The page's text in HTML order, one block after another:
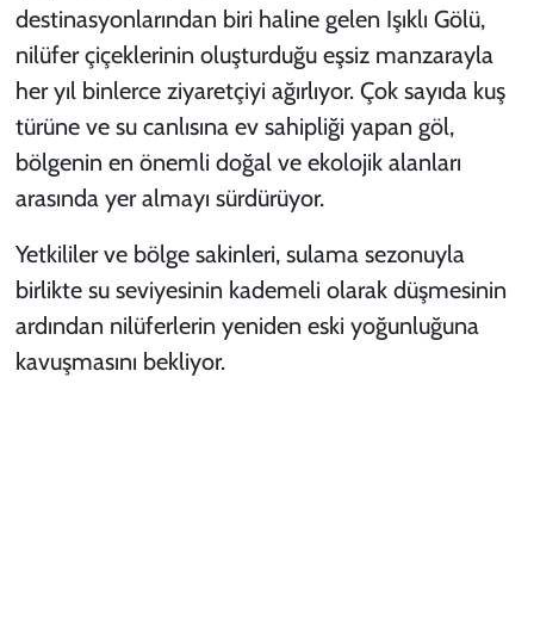
destinasyonlarından biri haline gelen Işıklı Gölü,
nilüfer çiçeklerinin oluşturduğu eşsiz manzarayla
her yıl binlerce ziyaretçiyi ağırlıyor. Çok sayıda kuş
türüne ve su canlısına ev sahipliği yapan göl,
bölgenin en önemli doğal ve ekolojik alanları
arasında yer almayı sürdürüyor.
Yetkililer ve bölge sakinleri, sulama sezonuyla
birlikte su seviyesinin kademeli olarak düşmesinin
ardından nilüferlerin yeniden eski yoğunluğuna
kavuşmasını bekliyor.